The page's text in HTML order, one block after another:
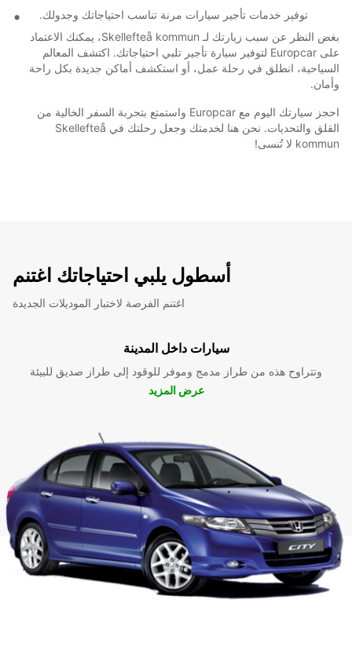
توفير خدمات تأجير سيارات مرنة تناسب احتياجاتك وجدولك.
بغض النظر عن سبب زيارتك لـ Skellefteå kommun، يمكنك الاعتماد
على Europcar لتوفير سيارة تأجير تلبي احتياجاتك. اكتشف المعالم
السياحية، انطلق في رحلة عمل، أو استكشف أماكن جديدة بكل راحة
وأمان.
احجز سيارتك اليوم مع Europcar واستمتع بتجربة السفر الخالية من
القلق والتحديات. نحن هنا لخدمتك وجعل رحلتك في Skellefteå
kommun لا تُنسى!
أسطول يلبي احتياجاتك اغتنم
اغتنم الفرصة لاختبار الموديلات الجديدة
سيارات داخل المدينة
وتتراوح هذه من طراز مدمج وموفر للوقود إلى طراز صديق للبيئة
عرض المزيد